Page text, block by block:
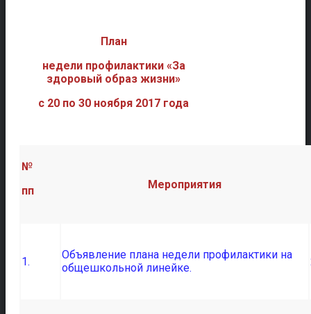
План
недели профилактики «За
здоровый образ жизни»
с 20 по 30 ноября 2017 года
№
пп
Мероприятия
1.
Объявление плана недели профилактики на
общешкольной линейке.